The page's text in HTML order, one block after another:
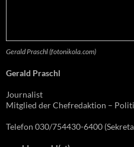
Gerald Praschl (fotonikola.com)
Gerald Praschl
Journalist
Mitglied der Chefredaktion –
Telefon 030/754430-6400